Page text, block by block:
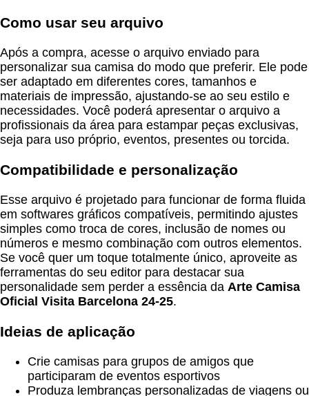
Como usar seu arquivo
Após a compra, acesse o arquivo enviado para
personalizar sua camisa do modo que preferir. Ele pode
ser adaptado em diferentes cores, tamanhos e
materiais de impressão, ajustando-se ao seu estilo e
necessidades. Você poderá apresentar o arquivo a
profissionais da área para estampar peças exclusivas,
seja para uso próprio, eventos, presentes ou torcida.
Compatibilidade e personalização
Esse arquivo é projetado para funcionar de forma fluida
em softwares gráficos compatíveis, permitindo ajustes
simples como troca de cores, inclusão de nomes ou
números e mesmo combinação com outros elementos.
Se você quer um toque totalmente único, aproveite as
ferramentas do seu editor para destacar sua
personalidade sem perder a essência da Arte Camisa
Oficial Visita Barcelona 24-25.
Ideias de aplicação
Crie camisas para grupos de amigos que
participaram de eventos esportivos
Produza lembranças personalizadas de viagens ou